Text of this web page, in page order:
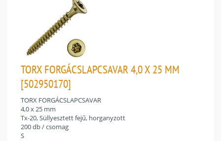
TORX FORGÁCSLAPCSAVAR 4,0 X 25 MM
[502950170]
TORX FORGÁCSLAPCSAVAR
4,0 x 25 mm
Tx-20, Süllyesztett fejű, horganyzott
200 db / csomag
S